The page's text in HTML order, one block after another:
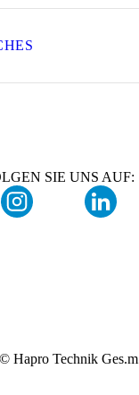
SIE UNS AUF:
© Hapro Technik